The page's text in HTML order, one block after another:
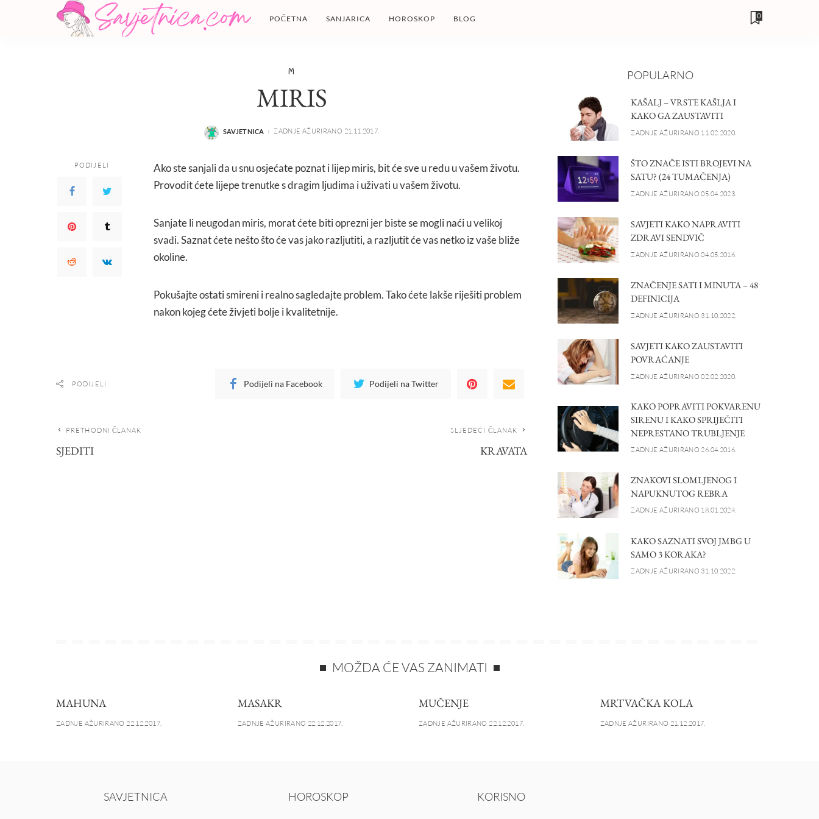
POČETNA SANJARICA HOROSKOP BLOG 0
M
MIRIS
POSTED
SAVJETNICA ZADNJE AŽURIRANO 21.11.2017.
PODIJELI
Ako ste sanjali da u snu osjećate poznat i lijep miris, bit će sve u redu u vašem životu.
Provodit ćete lijepe trenutke s dragim ljudima i uživati u vašem životu.
Sanjate li neugodan miris, morat ćete biti oprezni jer biste se mogli naći u velikoj
svađi. Saznat ćete nešto što će vas jako razljutiti, a razljutit će vas netko iz vaše bliže
okoline.
Pokušajte ostati smireni i realno sagledajte problem. Tako ćete lakše riješiti problem
nakon kojeg ćete živjeti bolje i kvalitetnije.
PODIJELI Podijeli na Facebook Podijeli na Twitter
PRETHODNI ČLANAK
SJEDITI
SLJEDEĆI ČLANAK
KRAVATA
POPULARNO
KAŠALJ – VRSTE KAŠLJA I
KAKO GA ZAUSTAVITI
ZADNJE AŽURIRANO 11.02.2020.
ŠTO ZNAČE ISTI BROJEVI NA
SATU? (24 TUMAČENJA)
ZADNJE AŽURIRANO 05.04.2023.
SAVJETI KAKO NAPRAVITI
ZDRAVI SENDVIČ
ZADNJE AŽURIRANO 04.05.2016.
ZNAČENJE SATI I MINUTA – 48
DEFINICIJA
ZADNJE AŽURIRANO 31.10.2022.
SAVJETI KAKO ZAUSTAVITI
POVRAĆANJE
ZADNJE AŽURIRANO 02.02.2020.
KAKO POPRAVITI POKVARENU
SIRENU I KAKO SPRIJEČITI
NEPRESTANO TRUBLJENJE
ZADNJE AŽURIRANO 26.04.2016.
ZNAKOVI SLOMLJENOG I
NAPUKNUTOG REBRA
ZADNJE AŽURIRANO 18.01.2024.
KAKO SAZNATI SVOJ JMBG U
SAMO 3 KORAKA?
ZADNJE AŽURIRANO 31.10.2022.
MOŽDA ĆE VAS ZANIMATI
MAHUNA
ZADNJE AŽURIRANO 22.12.2017.
MASAKR
ZADNJE AŽURIRANO 22.12.2017.
MUČENJE
ZADNJE AŽURIRANO 22.12.2017.
MRTVAČKA KOLA
ZADNJE AŽURIRANO 21.12.2017.
SAVJETNICA HOROSKOP KORISNO